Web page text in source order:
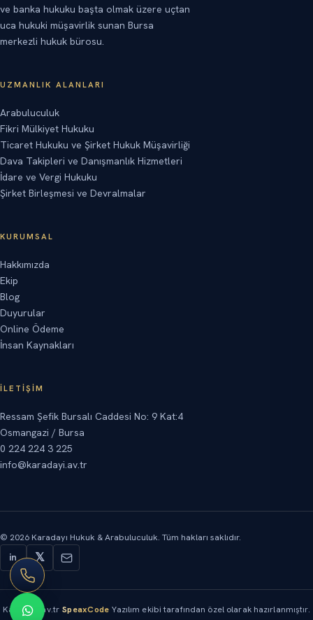
ve banka hukuku başta olmak üzere uçtan
uca hukuki müşavirlik sunan Bursa
merkezli hukuk bürosu.
UZMANLIK ALANLARI
Arabuluculuk
Fikri Mülkiyet Hukuku
Ticaret Hukuku ve Şirket Hukuk Müşavirliği
Dava Takipleri ve Danışmanlık Hizmetleri
İdare ve Vergi Hukuku
Şirket Birleşmesi ve Devralmalar
KURUMSAL
Hakkımızda
Ekip
Blog
Duyurular
Online Ödeme
İnsan Kaynakları
İLETIŞIM
Ressam Şefik Bursalı Caddesi No: 9 Kat:4
Osmangazi / Bursa
0 224 224 3 225
info@karadayi.av.tr
© 2026 Karadayı Hukuk & Arabuluculuk. Tüm hakları saklıdır.
in
𝕏
Karadayi.av.tr SpeaxCode Yazılım ekibi tarafından özel olarak hazırlanmıştır.